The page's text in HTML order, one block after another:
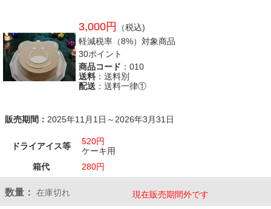
3,000円
（税込)
軽減税率（8%）対象商品
30ポイント
商品コード ：010
送料 ：送料別
配送 ：送料一律①
販売期間： 2025年11月1日～2026年3月31日
ドライアイス等
520円
ケーキ用
箱代
280円
数量： 在庫切れ 現在販売期間外です